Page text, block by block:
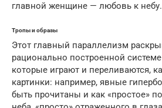
главной женщине — любовь к небу.
Тропы и образы
Этот главный параллелизм
рационально построенной
которые играют и переливаются,
картинки: например, явные
быть прочитаны и как «простое»